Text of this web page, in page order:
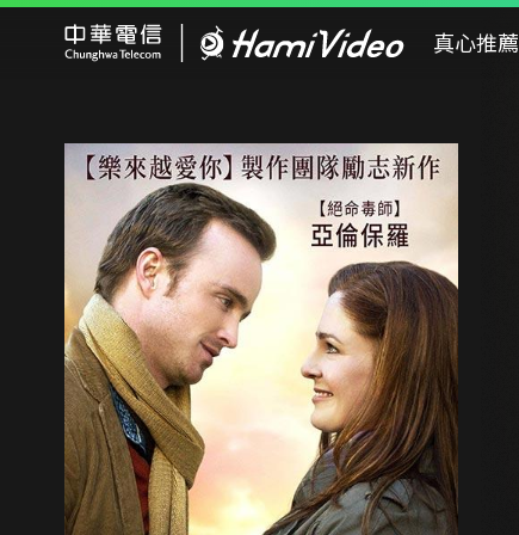
真心推薦